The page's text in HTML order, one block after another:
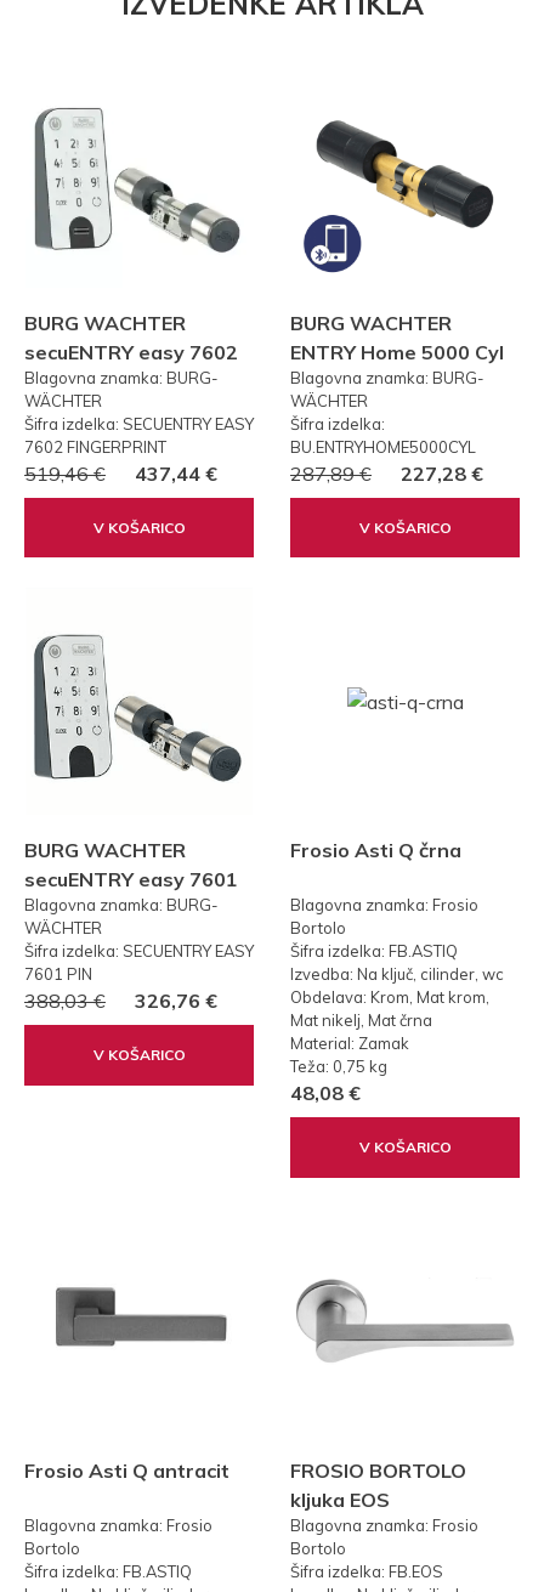
BURG WACHTER
secuENTRY easy 7602
FP PRSTNI ODTIS
Blagovna znamka: BURG-
WÄCHTER
Šifra izdelka: SECUENTRY EASY
7602 FINGERPRINT
519,46 € 437,44 €
V KOŠARICO
BURG WACHTER
ENTRY Home 5000 Cyl
Blagovna znamka: BURG-
WÄCHTER
Šifra izdelka:
BU.ENTRYHOME5000CYL
287,89 € 227,28 €
V KOŠARICO
BURG WACHTER
secuENTRY easy 7601
PIN KODA
Blagovna znamka: BURG-
WÄCHTER
Šifra izdelka: SECUENTRY EASY
7601 PIN
388,03 € 326,76 €
V KOŠARICO
Frosio Asti Q črna
Blagovna znamka: Frosio
Bortolo
Šifra izdelka: FB.ASTIQ
Izvedba: Na ključ, cilinder, wc
Obdelava: Krom, Mat krom,
Mat nikelj, Mat črna
Material: Zamak
Teža: 0,75 kg
48,08 €
V KOŠARICO
Frosio Asti Q antracit
Blagovna znamka: Frosio
Bortolo
Šifra izdelka: FB.ASTIQ
FROSIO BORTOLO
kljuka EOS
Blagovna znamka: Frosio
Bortolo
Šifra izdelka: FB.EOS